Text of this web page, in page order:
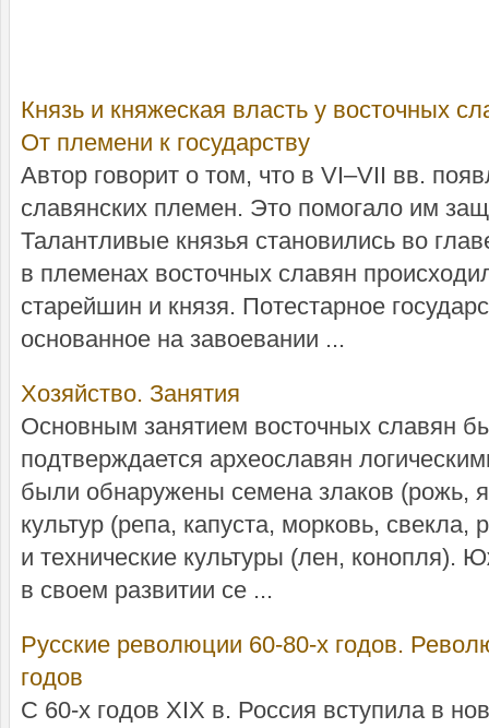
Князь и княжеская власть у восточных
От племени к государству
Автор говорит о том, что в VI–VII вв.
славянских племен. Это помогало им
Талантливые князья становились во
в племенах восточных славян
старейшин и князя. Потестарное
основанное на завоевании ...
Хозяйство. Занятия
Основным занятием восточных славян
подтверждается археославян
были обнаружены семена злаков (рожь,
культур (репа, капуста, морковь,
и технические культуры (лен, конопля).
в своем развитии се ...
Русские революции 60-80-х годов.
годов
С 60-х годов XIX в. Россия вступила в